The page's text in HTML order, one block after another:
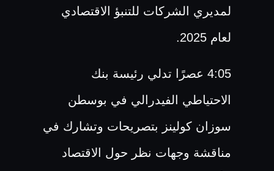
لمديري الشركات للتنبؤ الاقتصادي
لعام 2025.
4:05 عصرًا تدلي رئيسة بنك
الاحتياطي الفيدرالي في بوسطن
سوزان كولينز بتصريحات وتشارك في
مناقشة وجهات نظر حول الاقتصاد